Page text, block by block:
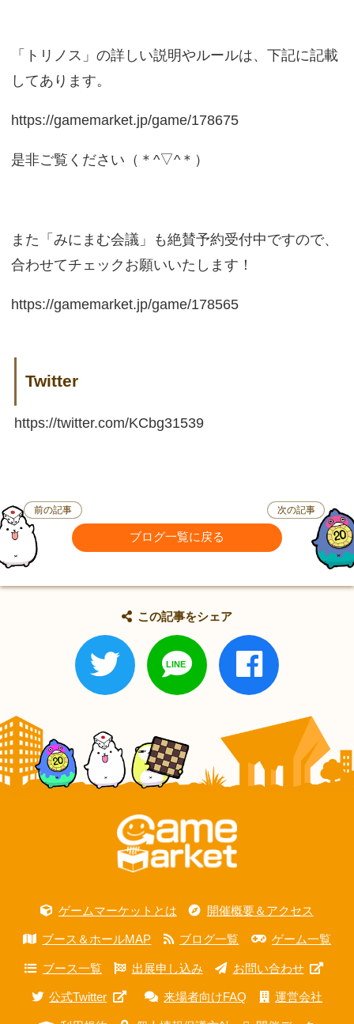
「トリノス」の詳しい説明やルールは、下記に記載
してあります。
https://gamemarket.jp/game/178675
是非ご覧ください（＊^▽^＊）
また「みにまむ会議」も絶賛予約受付中ですので、
合わせてチェックお願いいたします！
https://gamemarket.jp/game/178565
Twitter
https://twitter.com/KCbg31539
前の記事
ブログ一覧に戻る
次の記事
この記事をシェア
ゲームマーケットとは 開催概要＆アクセス
ブース＆ホールMAP ブログ一覧 ゲーム一覧
ブース一覧 出展申し込み お問い合わせ
公式Twitter 来場者向けFAQ 運営会社